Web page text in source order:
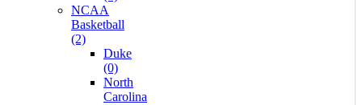
NCAA
Basketball
(2)
Duke
(0)
North
Carolina